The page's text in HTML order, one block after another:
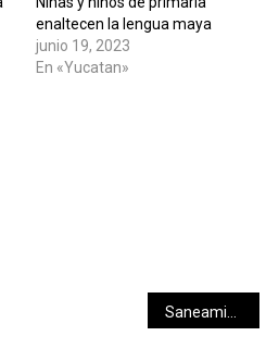
enaltecen la lengua maya
junio 19, 2023
En «Yucatan»